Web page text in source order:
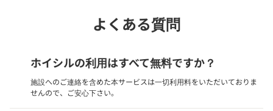
よくある質問
ホイシルの利用はすべて無料ですか？
施設へのご連絡を含めた本サービスは一切利用料をいただいておりま
せんので、ご安心下さい。